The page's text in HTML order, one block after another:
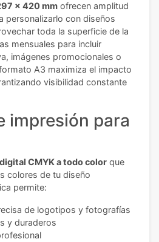
x 420 mm ofrecen amplitud
personalizarlo con diseños
toda la superficie de la
mensuales para incluir
imágenes promocionales o
A3 maximiza el impacto
visibilidad constante
impresión para
CMYK a todo color que
colores de tu diseño
permite:
de logotipos y fotografías
y duraderos